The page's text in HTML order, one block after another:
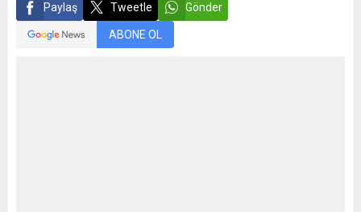
Paylaş Tweetle Gönder
ABONE OL